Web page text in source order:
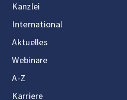
Kanzlei
International
Aktuelles
Webinare
A-Z
Karriere